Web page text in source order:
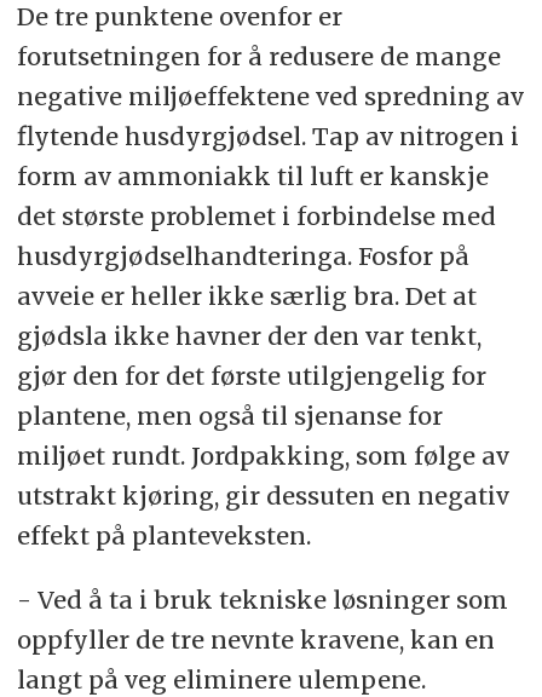
De tre punktene ovenfor er
forutsetningen for å redusere de mange
negative miljøeffektene ved spredning av
flytende husdyrgjødsel. Tap av nitrogen i
form av ammoniakk til luft er kanskje
det største problemet i forbindelse med
husdyrgjødselhandteringa. Fosfor på
avveie er heller ikke særlig bra. Det at
gjødsla ikke havner der den var tenkt,
gjør den for det første utilgjengelig for
plantene, men også til sjenanse for
miljøet rundt. Jordpakking, som følge av
utstrakt kjøring, gir dessuten en negativ
effekt på planteveksten.
- Ved å ta i bruk tekniske løsninger som
oppfyller de tre nevnte kravene, kan en
langt på veg eliminere ulempene.